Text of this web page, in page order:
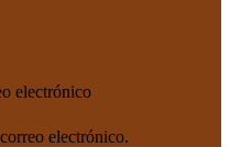
electrónico
electrónico.